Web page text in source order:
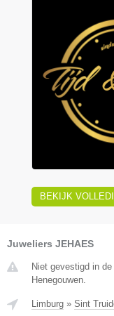
BEKIJK
Juweliers JEHAES
Niet gevestigd in
Henegouwen.
Limburg » Sint